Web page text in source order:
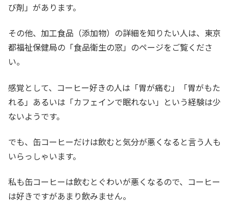
び剤」があります。
その他、加工食品（添加物）の詳細を知りたい人は、東京
都福祉保健局の「食品衛生の窓」のページをご覧くださ
い。
感覚として、コーヒー好きの人は「胃が痛む」「胃がもた
れる」あるいは「カフェインで眠れない」という経験は少
ないようです。
でも、缶コーヒーだけは飲むと気分が悪くなると言う人も
いらっしゃいます。
私も缶コーヒーは飲むとぐわいが悪くなるので、コーヒー
は好きですがあまり飲みません。